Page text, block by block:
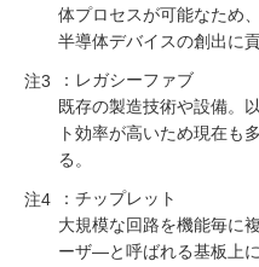
体プロセスが可能なため
半導体デバイスの創出に貢
注3
：レガシーファブ
既存の製造技術や設備。
ト効率が高いため現在も
る。
注4
：チップレット
大規模な回路を機能毎に
ーザ―と呼ばれる基板上